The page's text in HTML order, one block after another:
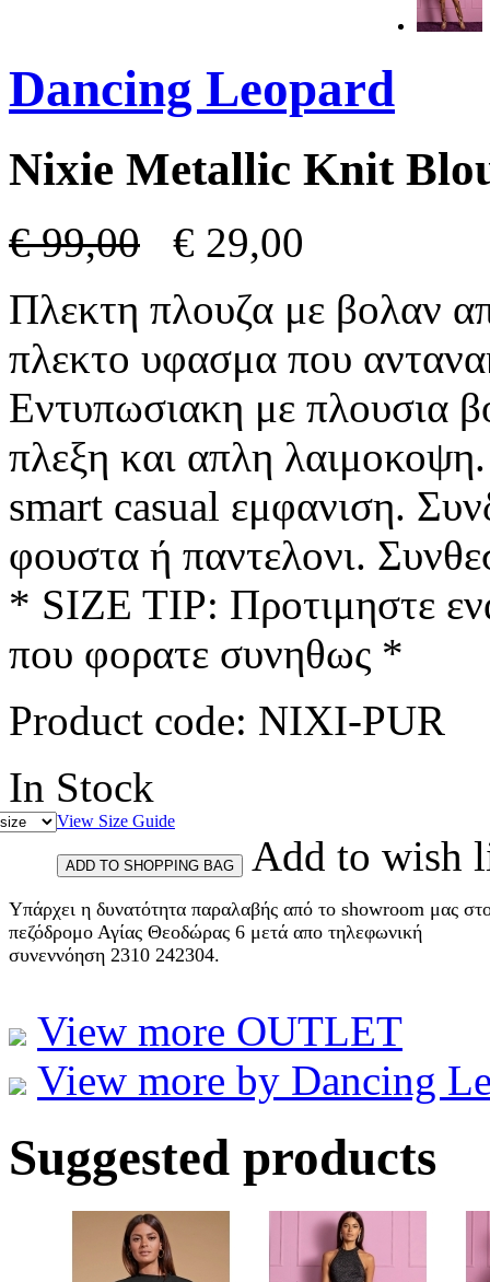
Dancing Leopard
Nixie Metallic Knit
€99,00 € 29,00
Πλεκτη πλουζα με βολαν
πλεκτο υφασμα που
Εντυπωσιακη με πλουσια
πλεξη και απλη λαιμοκοψη.
smart casual εμφανιση.
φουστα ή παντελονι.
* SIZE TIP: Προτιμηστε
που φορατε συνηθως *
Product code: NIXI-PUR
In Stock
View Size Guide
Add to wish
Υπάρχει η δυνατότητα παραλαβής από το showroom μας
πεζόδρομο Αγίας Θεοδώρας 6 μετά απο τηλεφωνική
συνεννόηση 2310 242304.
View more OUTLET
View more by Dancing
Suggested products